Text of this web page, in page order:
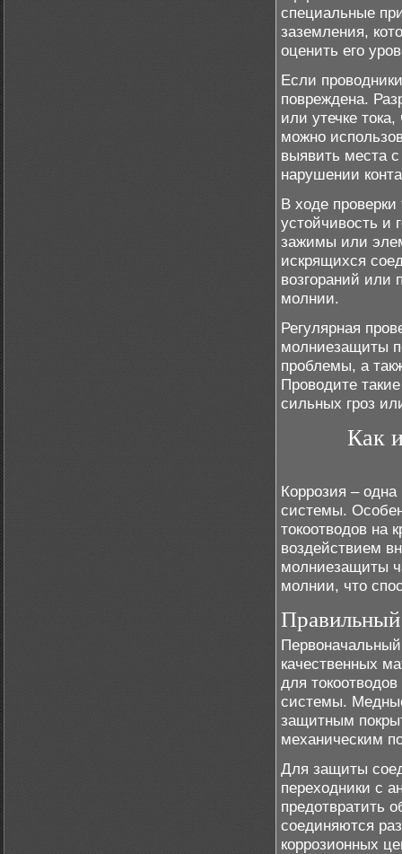
специальные
заземления,
оценить его
Если
повреждена.
или утечке
можно
выявить места
нарушении
В ходе проверки
устойчивость и
зажимы или
искрящихся
возгораний или
молнии.
Регулярная
молниезащиты
проблемы, а
Проводите
сильных гроз
Как
Коррозия –
системы.
токоотводов на
воздействием
молниезащиты
молнии, что
Правильный
качественных
для
системы.
защитным
механическим
Для защиты
переходники с
предотвратить
соединяются
коррозионных